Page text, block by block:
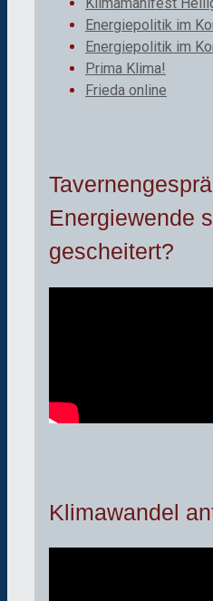
Energiepolitik im
Energiepolitik im
Prima Klima!
Frieda online
Energiewende
gescheitert?
Klimawandel